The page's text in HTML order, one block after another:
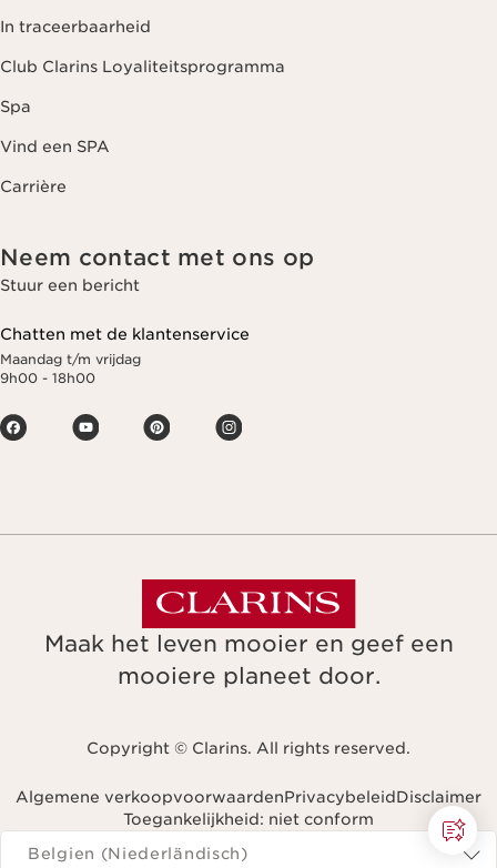
In traceerbaarheid
Club Clarins Loyaliteitsprogramma
Spa
Vind een SPA
Carrière
Neem contact met ons op
Stuur een bericht
Chatten met de klantenservice
Maandag t/m vrijdag
9h00 - 18h00
Maak het leven mooier en geef een
mooiere planeet door.
Copyright © Clarins. All rights reserved.
Algemene verkoopvoorwaardenPrivacybeleidDisclaimer
Toegankelijkheid: niet conform
Navigeren naar
Belgien (Niederländisch)